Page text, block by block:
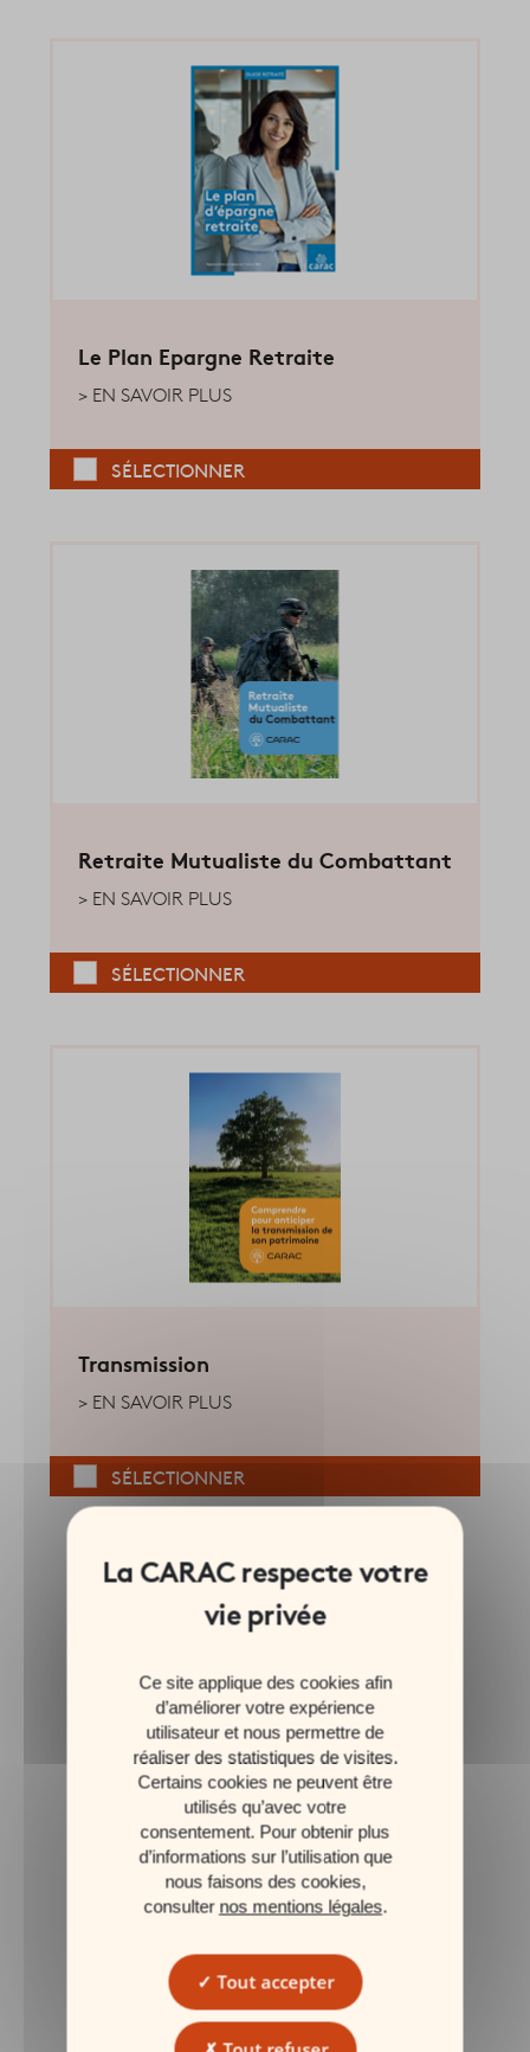
Le Plan Epargne Retraite
EN SAVOIR PLUS
SÉLECTIONNER
Retraite Mutualiste du Combattant
EN SAVOIR PLUS
SÉLECTIONNER
Transmission
EN SAVOIR PLUS
SÉLECTIONNER
Ce site applique des cookies afin
d’améliorer votre expérience
utilisateur et nous permettre de
réaliser des statistiques de visites.
Certains cookies ne peuvent être
utilisés qu’avec votre
consentement. Pour obtenir plus
d’informations sur l’utilisation que
nous faisons des cookies,
consulter nos mentions légales.
Tout accepter